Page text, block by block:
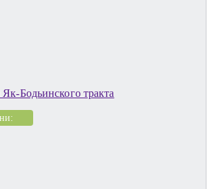
Бодьинского тракта